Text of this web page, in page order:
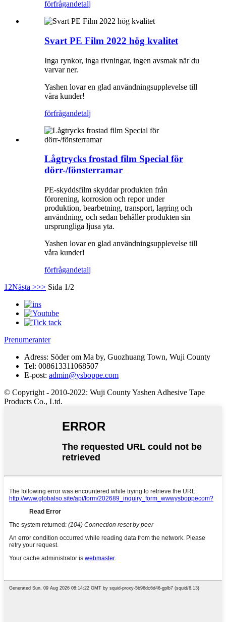
förfrågandetalj
Svart PE Film 2022 hög kvalitet
Inga rynkor, inga rivningar, ingen avsmak när du
varvar ner.
Yashen lovar en glad användningsupplevelse till
våra kunder!
förfrågandetalj
Lågtrycks frostad film Special för
dörr-/fönsterramar
PE-skyddsfilm skyddar produkten från
förorening, korrosion och repor under
produktion, bearbetning, transport, lagring och
användning, och sedan behåller produkten sin
ursprungliga ljusa yta.
Yashen lovar en glad användningsupplevelse till
våra kunder!
förfrågandetalj
1 2Nästa >>> Sida 1/2
Prenumeranter
Adress: Söder om Ma by, Guozhuang Town, Wuji County
Tel: 008613311068507
E-post: admin@ysboppe.com
© Copyright - 2010-2022: Wuji County Yashen Adhesive Tape
Products Co., Ltd.